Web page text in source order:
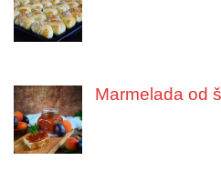
Marmelada od